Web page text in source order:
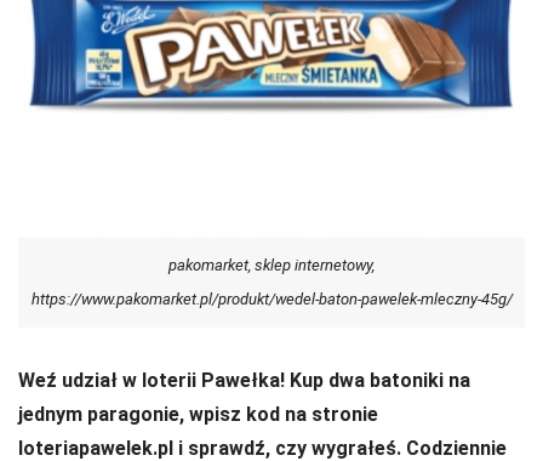
pakomarket, sklep internetowy,
https://www.pakomarket.pl/produkt/wedel-baton-pawelek-mleczny-45g/
Weź udział w loterii Pawełka! Kup dwa batoniki na
jednym paragonie, wpisz kod na stronie
loteriapawelek.pl i sprawdź, czy wygrałeś. Codziennie